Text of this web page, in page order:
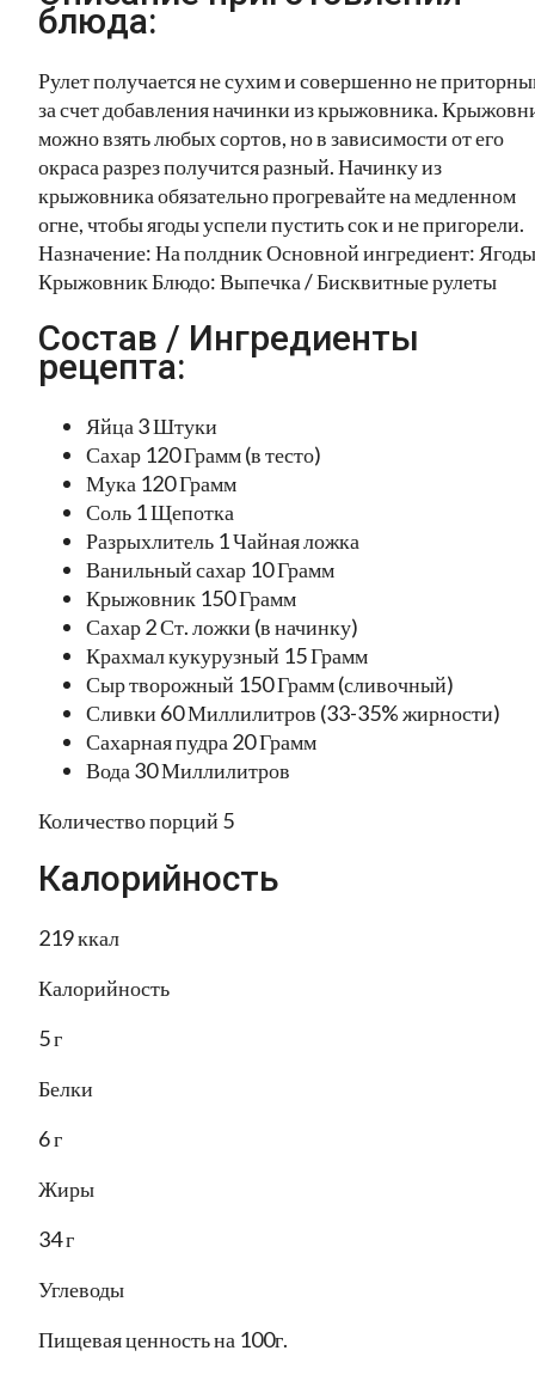
блюда:
Рулет получается не сухим и совершенно не
за счет добавления начинки из крыжовника.
можно взять любых сортов, но в зависимости от его
окраса разрез получится разный. Начинку из
крыжовника обязательно прогревайте на медленном
огне, чтобы ягоды успели пустить сок и не пригорели.
Назначение: На полдник Основной ингредиент:
Крыжовник Блюдо: Выпечка / Бисквитные рулеты
Состав / Ингредиенты
рецепта:
Яйца 3 Штуки
Сахар 120 Грамм (в тесто)
Мука 120 Грамм
Соль 1 Щепотка
Разрыхлитель 1 Чайная ложка
Ванильный сахар 10 Грамм
Крыжовник 150 Грамм
Сахар 2 Ст. ложки (в начинку)
Крахмал кукурузный 15 Грамм
Сыр творожный 150 Грамм (сливочный)
Сливки 60 Миллилитров (33-35% жирности)
Сахарная пудра 20 Грамм
Вода 30 Миллилитров
Количество порций 5
Калорийность
219 ккал
Калорийность
5 г
Белки
6 г
Жиры
34 г
Углеводы
Пищевая ценность на 100г.